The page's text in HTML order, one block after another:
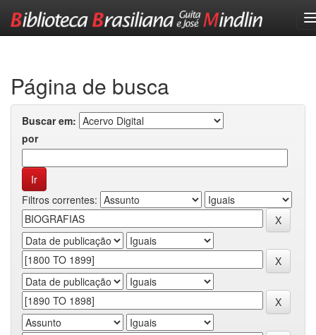
Página de busca
Buscar em:
por
Filtros correntes: